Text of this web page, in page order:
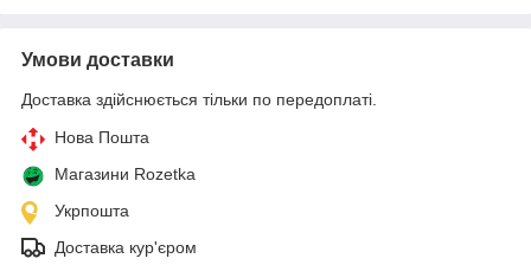
Умови доставки
Доставка здійснюється тільки по передоплаті.
Нова Пошта
Магазини Rozetka
Укрпошта
Доставка кур'єром